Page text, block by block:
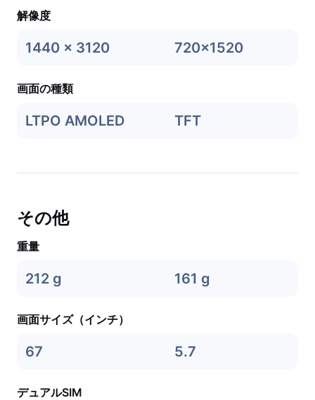
解像度
1440 x 3120 720x1520
画面の種類
LTPO AMOLED TFT
その他
重量
212 g 161 g
画面サイズ（インチ）
67 5.7
デュアルSIM